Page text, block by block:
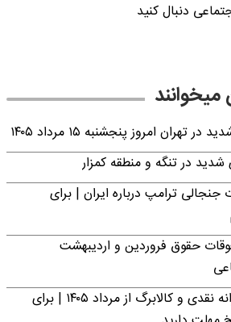
دنبال کنید
امروز پنجشنبه ۱۵ مرداد ۱۴۰۵
در تنگه و منطقه کمزار
ترامپ درباره ایران | برای
حقوق فروردین و اردیبهشت
خبر فوری از آغاز قطع یارانه نقدی و کالابرگ از مرداد ۱۴۰۵ | برای